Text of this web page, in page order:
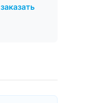
заказать